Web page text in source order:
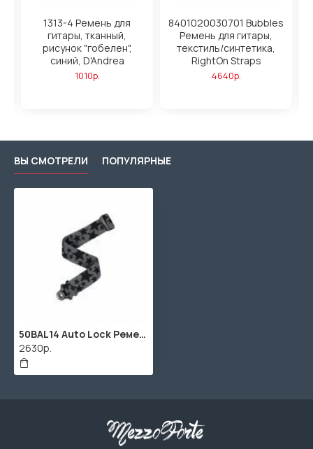
1313-4 Ремень для
гитары, тканный,
рисунок "гобелен",
синий, D'Andrea
1010р.
8401020030701 Bubbles
Ремень для гитары,
текстиль/синтетика,
RightOn Straps
4640р.
ВЫ СМОТРЕЛИ ПОПУЛЯРНЫЕ
50BAL14 Auto Lock Ремень для гитары, с блокировкой, звезды, D'Addario
2630р.